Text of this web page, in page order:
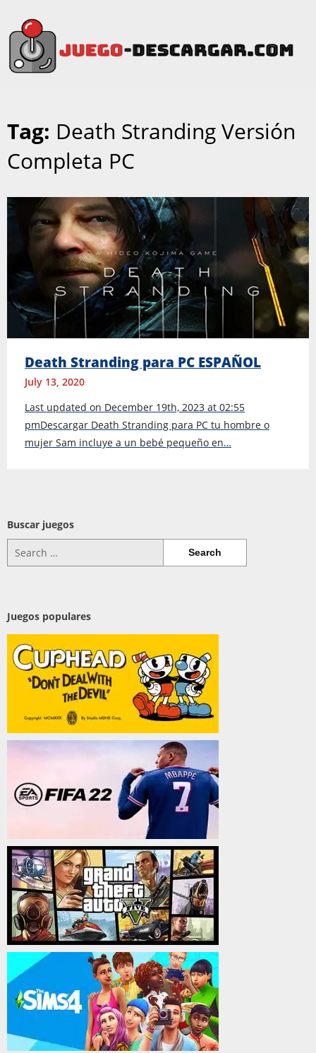
Tag: Death Stranding Versión
Completa PC
Death Stranding para PC ESPAÑOL
July 13, 2020
Last updated on December 19th, 2023 at 02:55
pmDescargar Death Stranding para PC tu hombre o
mujer Sam incluye a un bebé pequeño en…
Buscar juegos
for:
Juegos populares